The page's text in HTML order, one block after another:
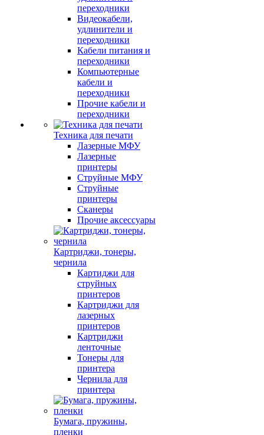
переходники
Видеокабели,
удлинители и
переходники
Кабели питания и
переходники
Компьютерные
кабели и
переходники
Прочие кабели и
переходники
Техника для печати
Лазерные МФУ
Лазерные
принтеры
Струйные МФУ
Струйные
принтеры
Сканеры
Прочие аксессуары
Картриджи, тонеры,
чернила
Картиджи для
струйных
принтеров
Картриджи для
лазерных
принтеров
Картриджи
ленточные
Тонеры для
принтера
Чернила для
принтера
Бумага, пружины,
пленки